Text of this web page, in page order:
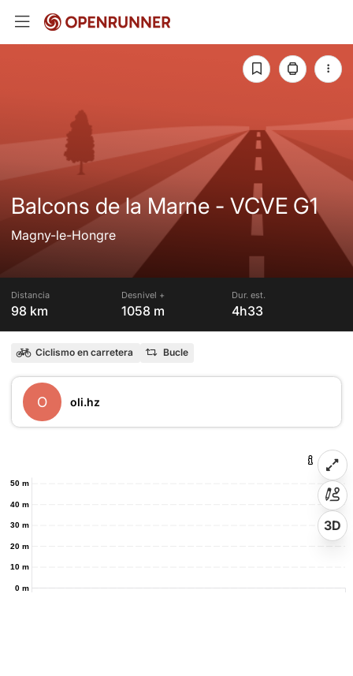
Balcons de la Marne - VCVE G1
Magny-le-Hongre
Distancia
98 km
Desnivel +
1058 m
Dur. est.
4h33
Ciclismo en carretera Bucle
O oli.hz
0 m
10 m
20 m
30 m
40 m
50 m
3D